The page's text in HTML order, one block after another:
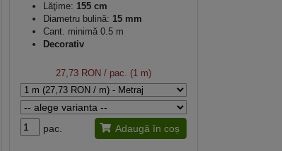
Lăţime: 155 cm
Diametru bulină: 15 mm
Cant. minimă 0.5 m
Decorativ
27,73 RON / pac. (1 m)
pac. Adaugă în coș